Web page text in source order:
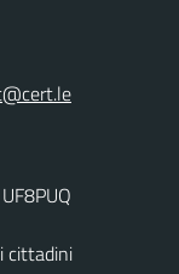
cittadini